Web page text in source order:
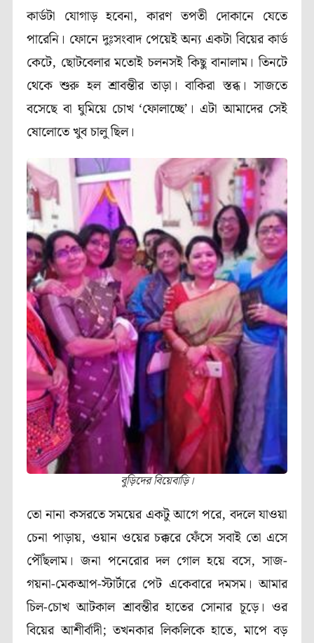
কার্ডটা যোগাড় হবেনা, কারণ তপতী দোকানে যেতে
পারেনি। ফোনে দুঃসংবাদ পেয়েই অন্য একটা বিয়ের কার্ড
কেটে, ছোটবেলার মতোই চলনসই কিছু বানালাম। তিনটে
থেকে শুরু হল শ্রাবন্তীর তাড়া। বাকিরা স্তব্ধ। সাজতে
বসেছে বা ঘুমিয়ে চোখ ‘ফোলাচ্ছে’। এটা আমাদের সেই
ষোলোতে খুব চালু ছিল।
বুড়িদের বিয়েবাড়ি।
তো নানা কসরতে সময়ের একটু আগে পরে, বদলে যাওয়া
চেনা পাড়ায়, ওয়ান ওয়ের চক্করে ফেঁসে সবাই তো এসে
পৌঁছলাম। জনা পনেরোর দল গোল হয়ে বসে, সাজ-
গয়না-মেকআপ-স্টার্টারে পেট একেবারে দমসম। আমার
চিল-চোখ আটকাল শ্রাবন্তীর হাতের সোনার চূড়ে। ওর
বিয়ের আশীর্বাদী; তখনকার লিকলিকে হাতে, মাপে বড়